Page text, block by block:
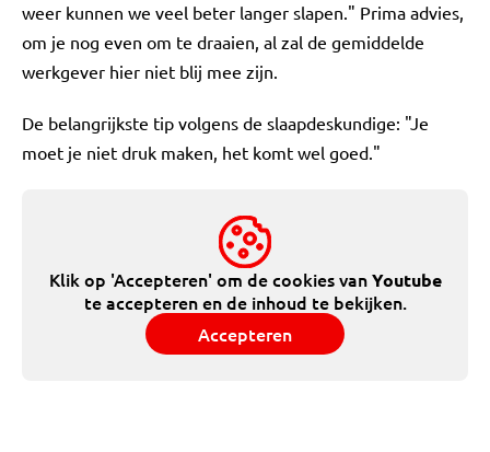
weer kunnen we veel beter langer slapen." Prima advies,
om je nog even om te draaien, al zal de gemiddelde
werkgever hier niet blij mee zijn.
De belangrijkste tip volgens de slaapdeskundige: "Je
moet je niet druk maken, het komt wel goed."
Klik op 'Accepteren' om de cookies vanYoutube
te accepteren en de inhoud te bekijken.
Accepteren